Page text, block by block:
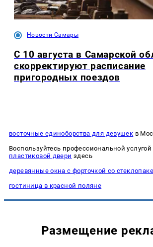
Новости Самары
С 10 августа в Самарской
скорректируют расписание
пригородных поездов
восточные единоборства для девушек в
Воспользуйтесь профессиональной услугой
пластиковой двери здесь
деревянные окна с форточкой со
гостиница в красной поляне
Размещение